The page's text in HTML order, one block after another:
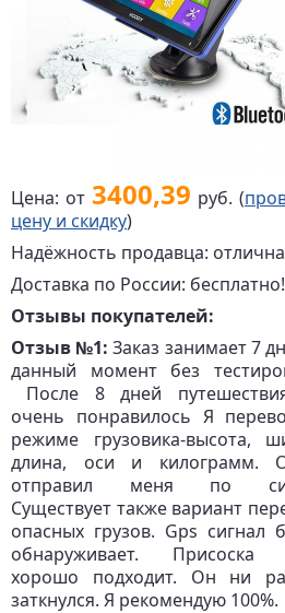
Цена: от 3400,39 руб. (
цену и скидку)
Надёжность продавца:
Доставка по России: бесплатно!
Отзывы покупателей:
Отзыв №1: Заказ занимает 7
данный момент без
После 8 дней
очень понравилось Я
режиме грузовика-высота,
длина, оси и килограмм.
отправил меня по
Существует также вариант
опасных грузов. Gps сигнал
обнаруживает. Присоска
хорошо подходит. Он ни
заткнулся. Я рекомендую 100%.